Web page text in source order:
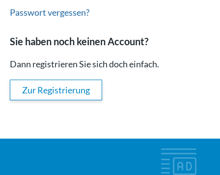
Passwort vergessen?
Sie haben noch keinen Account?
Dann registrieren Sie sich doch einfach.
Zur Registrierung